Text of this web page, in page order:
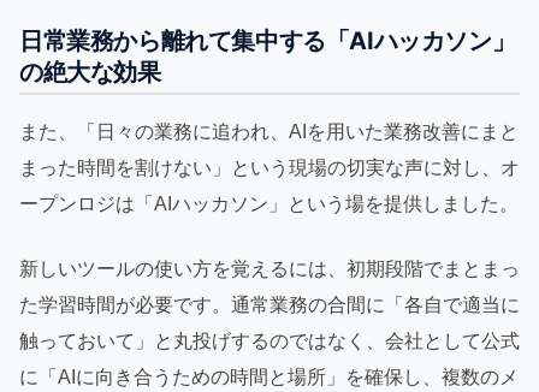
日常業務から離れて集中する「AIハッカソン」
の絶大な効果
また、「日々の業務に追われ、AIを用いた業務改善にまと
まった時間を割けない」という現場の切実な声に対し、オ
ープンロジは「AIハッカソン」という場を提供しました。
新しいツールの使い方を覚えるには、初期段階でまとまっ
た学習時間が必要です。通常業務の合間に「各自で適当に
触っておいて」と丸投げするのではなく、会社として公式
に「AIに向き合うための時間と場所」を確保し、複数のメ